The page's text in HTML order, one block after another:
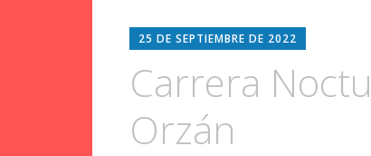
25 DE SEPTIEMBRE DE 2022
Carrera
Orzán